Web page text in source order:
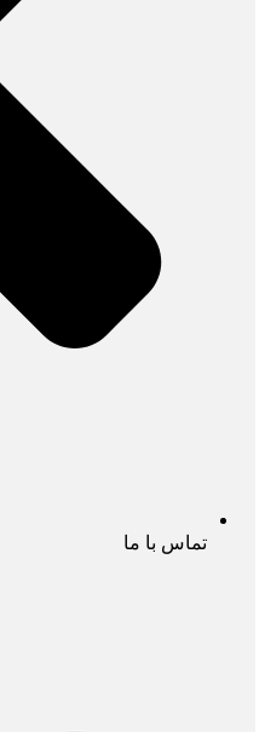
تماس با ما